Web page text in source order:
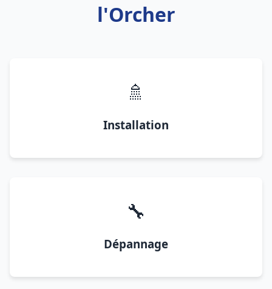
l'Orcher
🚿
Installation
🔧
Dépannage